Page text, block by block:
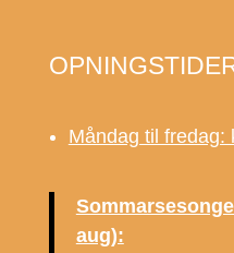
Måndag til fredag:
aug):